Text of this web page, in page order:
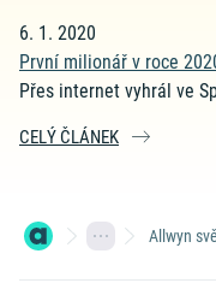
6. 1. 2020
První milionář v roce
Přes internet vyhrál ve
CELÝ ČLÁNEK
Allwyn